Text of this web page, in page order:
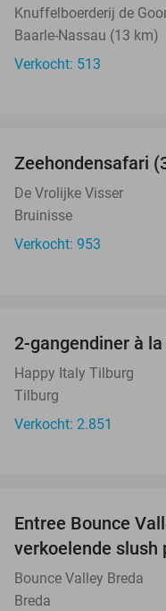
Knuffelboerderij de
Baarle-Nassau (13 km)
Verkocht: 513
Zeehondensafari
De Vrolijke Visser
Bruinisse
Verkocht: 953
2-gangendiner à
Happy Italy Tilburg
Tilburg
Verkocht: 2.851
Entree Bounce
verkoelende slush
Bounce Valley Breda
Breda